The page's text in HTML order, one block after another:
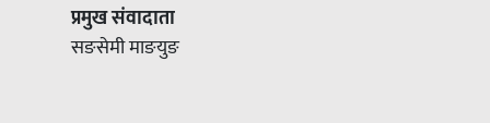
प्रमुख संवादाता
सङसेमी माङयुङ